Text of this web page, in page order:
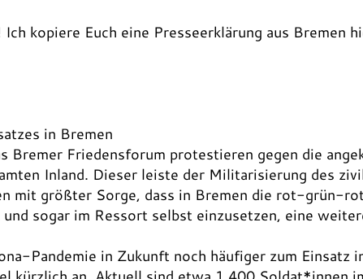
kopiere Euch eine Presseerklärung aus Bremen
in Bremen
Bremer Friedensforum protestieren gegen die
Inland. Dieser leiste der Militarisierung des
mit größter Sorge, dass in Bremen die rot-grün-
sogar im Ressort selbst einzusetzen, eine
Pandemie in Zukunft noch häufiger zum Einsatz